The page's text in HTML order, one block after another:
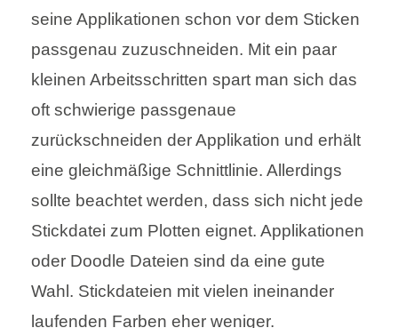
seine Applikationen schon vor dem Sticken
passgenau zuzuschneiden. Mit ein paar
kleinen Arbeitsschritten spart man sich das
oft schwierige passgenaue
zurückschneiden der Applikation und erhält
eine gleichmäßige Schnittlinie. Allerdings
sollte beachtet werden, dass sich nicht jede
Stickdatei zum Plotten eignet. Applikationen
oder Doodle Dateien sind da eine gute
Wahl. Stickdateien mit vielen ineinander
laufenden Farben eher weniger.